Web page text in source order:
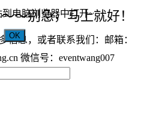
～别急，马上就好！
信息，或者联系我们：邮箱：
微信号：eventwang007
电脑浏览器中打开~
OK